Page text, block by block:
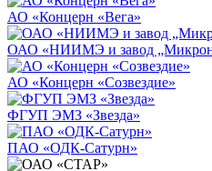
АО «Концерн «Вега»
ОАО «НИИМЭ и завод
АО «Концерн «Созвездие»
ФГУП ЭМЗ «Звезда»
ПАО «ОДК-Сатурн»